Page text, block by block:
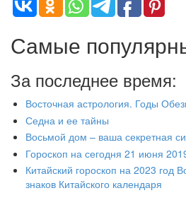
Самые
За последнее время:
Восточная астрология. Годы
Седна и ее тайны
Восьмой дом – ваша секретная
Гороскоп на сегодня 21 июня
Китайский гороскоп на 2023 год
знаков Китайского календаря